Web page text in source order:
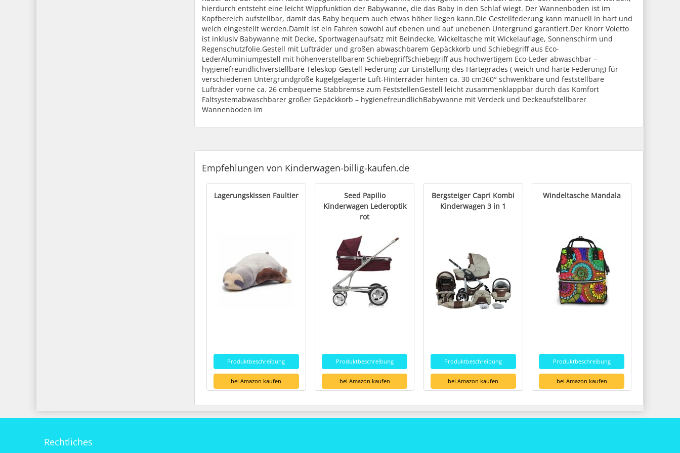
hierdurch entsteht eine leicht Wippfunktion der Babywanne, die das Baby in den Schlaf wiegt. Der Wannenboden ist im
Kopfbereich aufstellbar, damit das Baby bequem auch etwas höher liegen kann.Die Gestellfederung kann manuell in hart und
weich eingestellt werden.Damit ist ein Fahren sowohl auf ebenen und auf unebenen Untergrund garantiert.Der Knorr Voletto
ist inklusiv Babywanne mit Decke, Sportwagenaufsatz mit Beindecke, Wickeltasche mit Wickelauflage, Sonnenschirm und
Regenschutzfolie.Gestell mit Lufträder und großen abwaschbarem Gepäckkorb und Schiebegriff aus Eco-
LederAluminiumgestell mit höhenverstellbarem SchiebegriffSchiebegriff aus hochwertigem Eco-Leder abwaschbar –
hygienefreundlichverstellbare Teleskop-Gestell Federung zur Einstellung des Härtegrades ( weich und harte Federung) für
verschiedenen Untergrundgroße kugelgelagerte Luft-Hinterräder hinten ca. 30 cm360° schwenkbare und feststellbare
Lufträder vorne ca. 26 cmbequeme Stabbremse zum FeststellenGestell leicht zusammenklappbar durch das Komfort
Faltsystemabwaschbarer großer Gepäckkorb – hygienefreundlichBabywanne mit Verdeck und Deckeaufstellbarer
Wannenboden im
Empfehlungen von Kinderwagen-billig-kaufen.de
Lagerungskissen Faultier
Produktbeschreibung
bei Amazon kaufen
Seed Papilio
Kinderwagen Lederoptik
rot
Produktbeschreibung
bei Amazon kaufen
Bergsteiger Capri Kombi
Kinderwagen 3 in 1
Produktbeschreibung
bei Amazon kaufen
Windeltasche Mandala
Produktbeschreibung
bei Amazon kaufen
Rechtliches